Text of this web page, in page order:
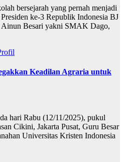
bersejarah yang pernah menjadi
ke-3 Republik Indonesia BJ
Besari yakni SMAK Dago,
Keadilan Agraria untuk
hari Rabu (12/11/2025), pukul
Cikini, Jakarta Pusat, Guru Besar
Universitas Kristen Indonesia